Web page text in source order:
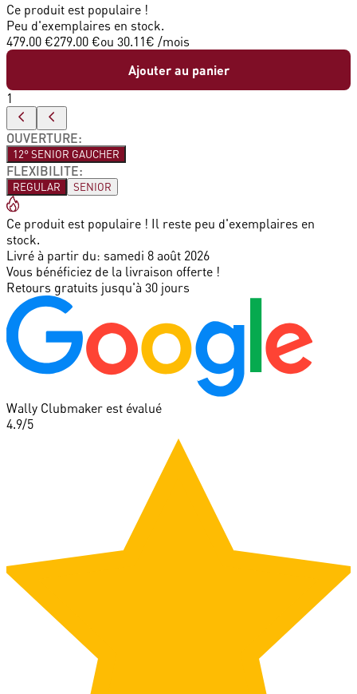
Ce produit est populaire !
Peu d'exemplaires en stock.
479.00 €279.00 €ou 30.11€ /mois
Ajouter au panier
1
OUVERTURE:
12° SENIOR GAUCHER
FLEXIBILITE:
REGULAR SENIOR
Ce produit est populaire ! Il reste peu d'exemplaires en
stock.
Livré à partir du: samedi 8 août 2026
Vous bénéficiez de la livraison offerte !
Retours gratuits jusqu'à 30 jours
Wally Clubmaker est évalué
4.9/5